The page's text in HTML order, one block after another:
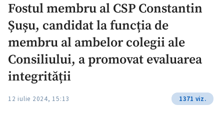
Special
Blog
Fostul membru al CSP Constantin
Șușu, candidat la funcția de
membru al ambelor colegii ale
Consiliului, a promovat evaluarea
integrității
12 iulie 2024, 15:13 1371 viz.